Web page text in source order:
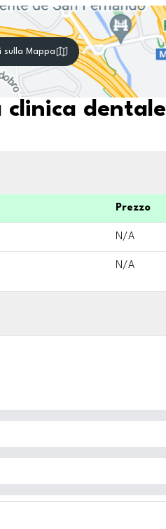
sulla Mappa
dentale
Prezzo
N/A
N/A